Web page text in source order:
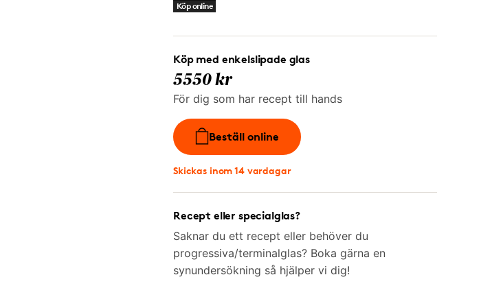
Köp online
Köp med enkelslipade glas
5550 kr
För dig som har recept till hands
Beställ online
Skickas inom 14 vardagar
Recept eller specialglas?
Saknar du ett recept eller behöver du
progressiva/terminalglas? Boka gärna en
synundersökning så hjälper vi dig!